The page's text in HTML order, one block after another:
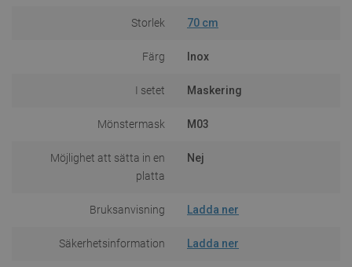
Storlek 70 cm
Färg Inox
I setet Maskering
Mönstermask M03
Möjlighet att sätta in en
platta
Nej
Bruksanvisning Ladda ner
Säkerhetsinformation Ladda ner